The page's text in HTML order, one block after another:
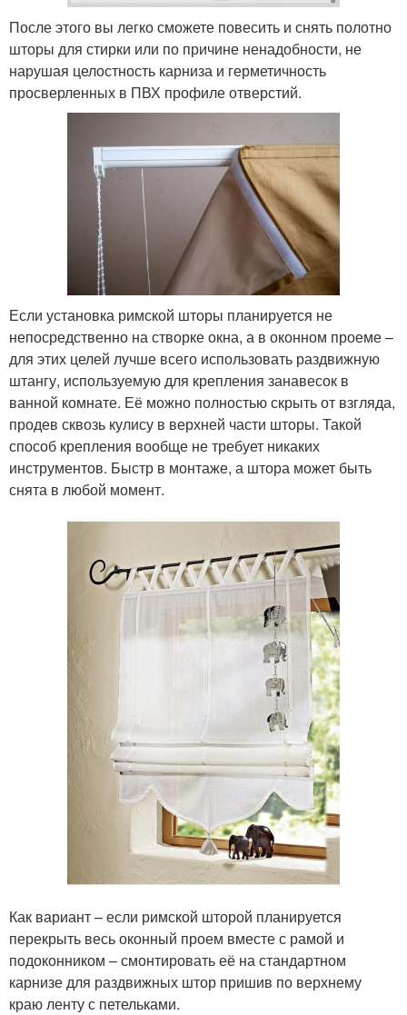
После этого вы легко сможете повесить и снять полотно
шторы для стирки или по причине ненадобности, не
нарушая целостность карниза и герметичность
просверленных в ПВХ профиле отверстий.
Если установка римской шторы планируется не
непосредственно на створке окна, а в оконном проеме –
для этих целей лучше всего использовать раздвижную
штангу, используемую для крепления занавесок в
ванной комнате. Её можно полностью скрыть от взгляда,
продев сквозь кулису в верхней части шторы. Такой
способ крепления вообще не требует никаких
инструментов. Быстр в монтаже, а штора может быть
снята в любой момент.
Как вариант – если римской шторой планируется
перекрыть весь оконный проем вместе с рамой и
подоконником – смонтировать её на стандартном
карнизе для раздвижных штор пришив по верхнему
краю ленту с петельками.